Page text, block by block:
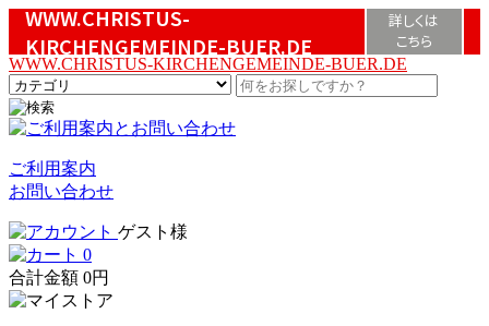
WWW.CHRISTUS-
KIRCHENGEMEINDE-BUER.DE
詳しくは
こちら
WWW.CHRISTUS-KIRCHENGEMEINDE-BUER.DE
ご利用案内
お問い合わせ
ゲスト様
0
合計金額 0円